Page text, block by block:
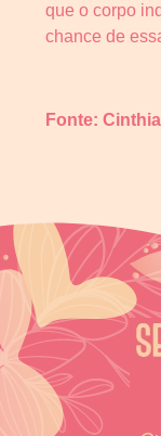
que o corpo
chance de
Fonte: